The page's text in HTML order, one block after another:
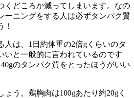
くどころか減ってしまいます。なの
ーニングをする人は必ずタンパク質
！
人は、1日約体重の2倍gくらいのタ
いと一般的に言われているのです
のタンパク質をとったほうがいい
う。鶏胸肉は100gあたり約20gく